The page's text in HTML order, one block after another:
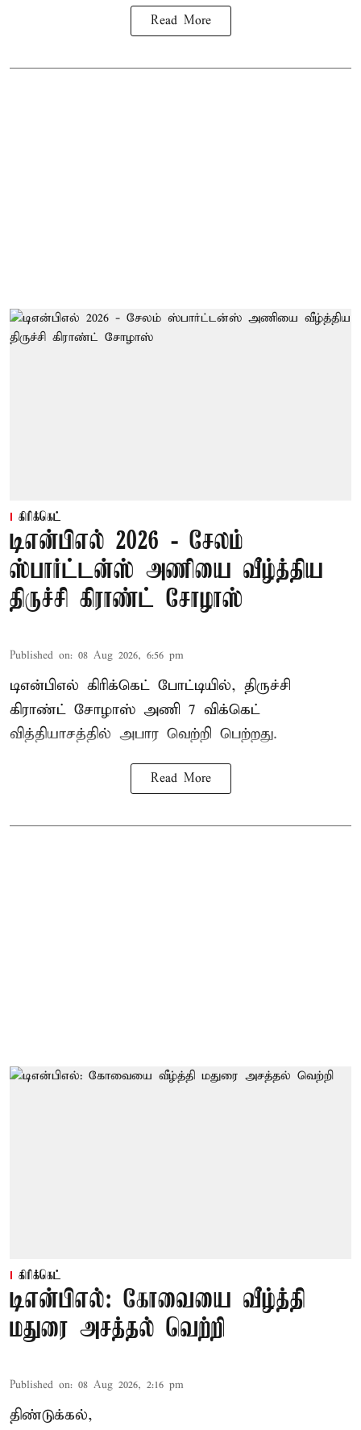
Read More
கிரிக்கெட்
டிஎன்பிஎல் 2026 - சேலம்
ஸ்பார்ட்டன்ஸ் அணியை வீழ்த்திய
திருச்சி கிராண்ட் சோழாஸ்
Published on: 08 Aug 2026, 6:56 pm
டிஎன்பிஎல் கிரிக்கெட் போட்டியில், திருச்சி
கிராண்ட் சோழாஸ் அணி 7 விக்கெட்
வித்தியாசத்தில் அபார வெற்றி பெற்றது.
Read More
கிரிக்கெட்
டிஎன்பிஎல்: கோவையை வீழ்த்தி
மதுரை அசத்தல் வெற்றி
Published on: 08 Aug 2026, 2:16 pm
திண்டுக்கல்,